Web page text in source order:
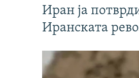
Иран ја
Иранската